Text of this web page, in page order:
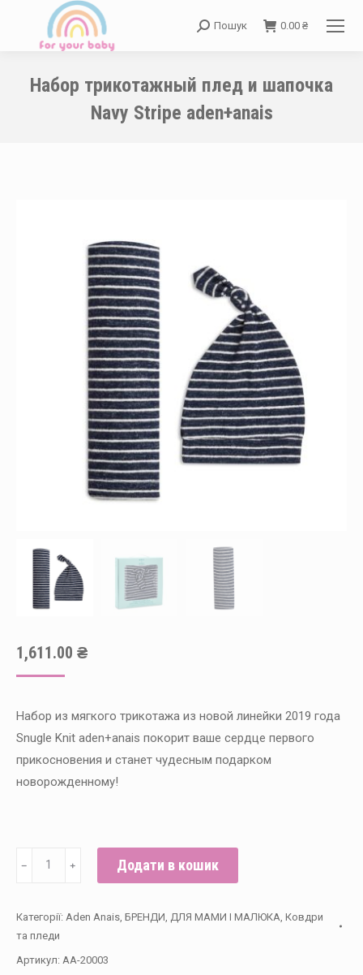
Search:
Пошук 0.00 ₴
Набор трикотажный плед и шапочка
Navy Stripe aden+anais
1,611.00 ₴
Набор из мягкого трикотажа из новой линейки 2019 года
Snugle Knit aden+anais покорит ваше сердце первого
прикосновения и станет чудесным подарком
новорожденному!
Набор
и
шапочка
Navy
﹣ ﹢ Додати в кошик
Категорії: Aden Anais БРЕНДИ ДЛЯ МАМИ І МАЛЮКА Ковдри
та пледи
Артикул: AA-20003